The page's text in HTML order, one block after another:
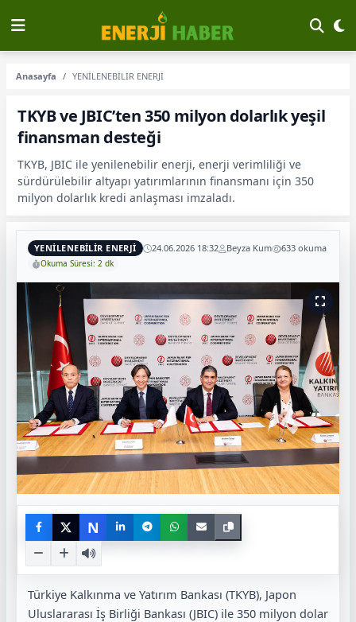
Anasayfa YENİLENEBİLİR ENERJİ
TKYB ve JBIC’ten 350 milyon dolarlık yeşil
finansman desteği
TKYB, JBIC ile yenilenebilir enerji, enerji verimliliği ve
sürdürülebilir altyapı yatırımlarının finansmanı için 350
milyon dolarlık kredi anlaşması imzaladı.
YENİLENEBİLİR ENERJİ 24.06.2026 18:32 Beyza Kum 633 okuma
Okuma Süresi: 2 dk
N
Türkiye Kalkınma ve Yatırım Bankası (TKYB), Japon
Uluslararası İş Birliği Bankası (JBIC) ile 350 milyon dolar